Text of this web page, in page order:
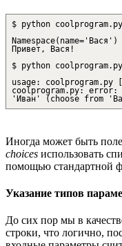
$ python
Namespace(name='Вася')
Привет, Вася!
$ python
usage:
coolprogram.py:
'Иван' (choose from
Иногда может быть
choices использовать
помощью стандартной
Указание типов
До сих пор мы в
строки, что логично,